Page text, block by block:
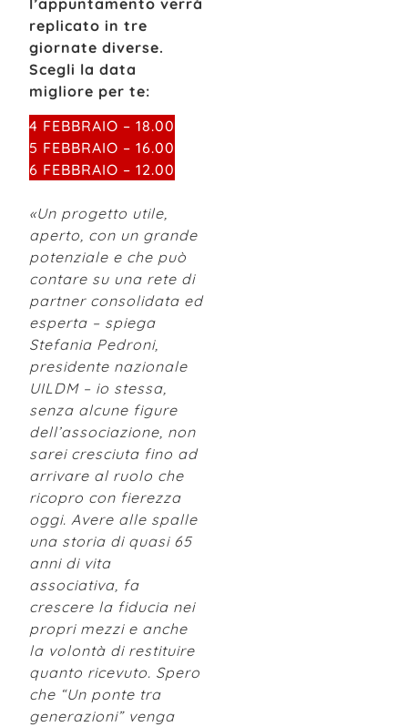
replicato in tre
giornate diverse.
Scegli la data
migliore per te:
4 FEBBRAIO – 18.00
5 FEBBRAIO – 16.00
6 FEBBRAIO – 12.00
«Un progetto utile,
aperto, con un grande
potenziale e che può
contare su una rete di
partner consolidata ed
esperta – spiega
Stefania Pedroni,
presidente nazionale
UILDM – io stessa,
senza alcune figure
dell’associazione, non
sarei cresciuta fino ad
arrivare al ruolo che
ricopro con fierezza
oggi. Avere alle spalle
una storia di quasi 65
anni di vita
associativa, fa
crescere la fiducia nei
propri mezzi e anche
la volontà di restituire
quanto ricevuto. Spero
che “Un ponte tra
generazioni” venga